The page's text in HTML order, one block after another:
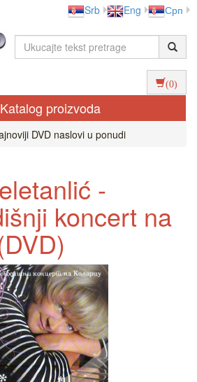
Srb Eng Срп
(0)
Katalog proizvoda
DVD naslovi u ponudi
-
koncert na